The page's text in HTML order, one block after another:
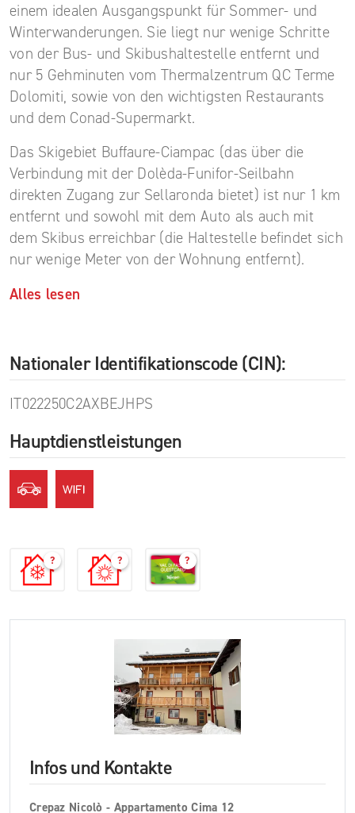
einem idealen Ausgangspunkt für Sommer- und
Winterwanderungen. Sie liegt nur wenige Schritte
von der Bus- und Skibushaltestelle entfernt und
nur 5 Gehminuten vom Thermalzentrum QC Terme
Dolomiti, sowie von den wichtigsten Restaurants
und dem Conad-Supermarkt.
Das Skigebiet Buffaure-Ciampac (das über die
Verbindung mit der Dolèda-Funifor-Seilbahn
direkten Zugang zur Sellaronda bietet) ist nur 1 km
entfernt und sowohl mit dem Auto als auch mit
dem Skibus erreichbar (die Haltestelle befindet sich
nur wenige Meter von der Wohnung entfernt).
Alles lesen
Nationaler Identifikationscode (CIN):
IT022250C2AXBEJHPS
Hauptdienstleistungen
? ? ?
Infos und Kontakte
Crepaz Nicolò - Appartamento Cima 12